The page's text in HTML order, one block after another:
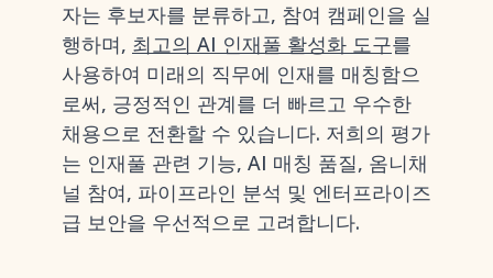
자는 후보자를 분류하고, 참여 캠페인을 실
행하며, 최고의 AI 인재풀 활성화 도구를
사용하여 미래의 직무에 인재를 매칭함으
로써, 긍정적인 관계를 더 빠르고 우수한
채용으로 전환할 수 있습니다. 저희의 평가
는 인재풀 관련 기능, AI 매칭 품질, 옴니채
널 참여, 파이프라인 분석 및 엔터프라이즈
급 보안을 우선적으로 고려합니다.